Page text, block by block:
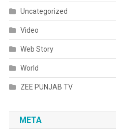
Uncategorized
Video
Web Story
World
ZEE PUNJAB TV
META